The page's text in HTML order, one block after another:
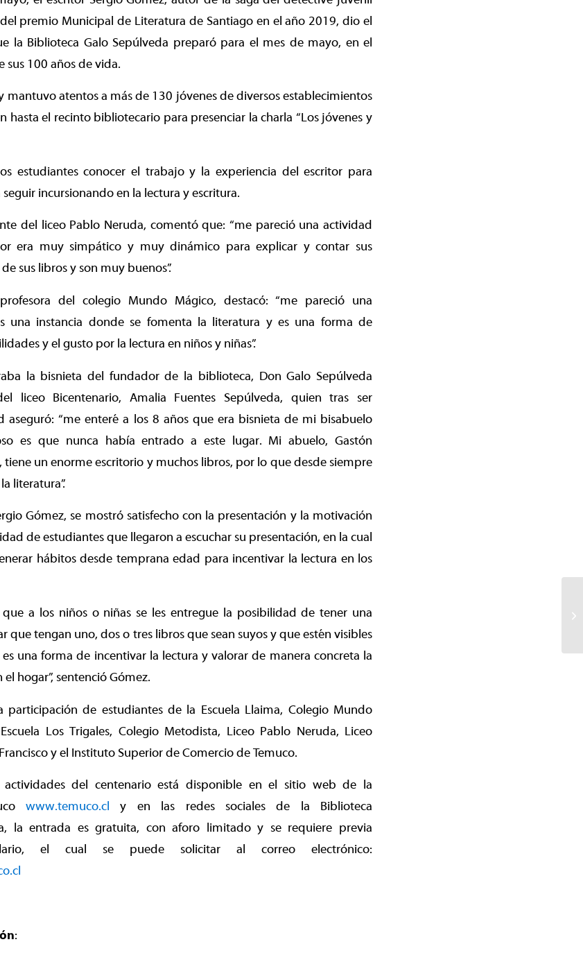
premio Municipal de Literatura de Santiago en el año 2019, dio el
la Biblioteca Galo Sepúlveda preparó para el mes de mayo, en el
sus 100 años de vida.
mantuvo atentos a más de 130 jóvenes de diversos establecimientos
hasta el recinto bibliotecario para presenciar la charla “Los jóvenes y
estudiantes conocer el trabajo y la experiencia del escritor para
incursionando en la lectura y escritura.
del liceo Pablo Neruda, comentó que: “me pareció una actividad
era muy simpático y muy dinámico para explicar y contar sus
sus libros y son muy buenos”.
del colegio Mundo Mágico, destacó: “me pareció una
una instancia donde se fomenta la literatura y es una forma de
y el gusto por la lectura en niños y niñas”.
la bisnieta del fundador de la biblioteca, Don Galo Sepúlveda
liceo Bicentenario, Amalia Fuentes Sepúlveda, quien tras ser
aseguró: “me enteré a los 8 años que era bisnieta de mi bisabuelo
es que nunca había entrado a este lugar. Mi abuelo, Gastón
tiene un enorme escritorio y muchos libros, por lo que desde siempre
literatura”.
Gómez, se mostró satisfecho con la presentación y la motivación
de estudiantes que llegaron a escuchar su presentación, en la cual
hábitos desde temprana edad para incentivar la lectura en los
a los niños o niñas se les entregue la posibilidad de tener una
que tengan uno, dos o tres libros que sean suyos y que estén visibles
una forma de incentivar la lectura y valorar de manera concreta la
hogar”, sentenció Gómez.
de estudiantes de la Escuela Llaima, Colegio Mundo
Los Trigales, Colegio Metodista, Liceo Pablo Neruda, Liceo
y el Instituto Superior de Comercio de Temuco.
del centenario está disponible en el sitio web de la
www.temuco.cl
y en las redes sociales de la Biblioteca
la entrada es gratuita, con aforo limitado y se requiere previa
el cual se puede solicitar al correo electrónico:
: